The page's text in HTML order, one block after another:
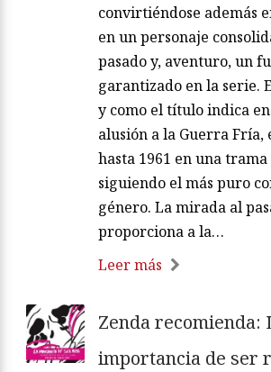
convirtiéndose además
en un personaje
pasado y, aventuro, un
garantizado en la serie.
y como el título indica
alusión a la Guerra
hasta 1961 en una
siguiendo el más puro
género. La mirada al
proporciona a la…
Leer más
Zenda recomienda:
importancia de ser